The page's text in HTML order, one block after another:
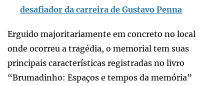
desafiador da carreira de Gustavo Penna
Erguido majoritariamente em concreto no local
onde ocorreu a tragédia, o memorial tem suas
principais características registradas no livro
“Brumadinho: Espaços e tempos da memória”